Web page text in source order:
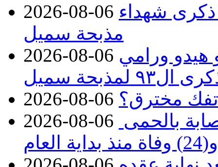
2026-08-06 ذكرى شهداء
مذبحة سميل
2026-08-06 هيدو ورامي
سميل
2026-08-06 مخترق؟
2026-08-06